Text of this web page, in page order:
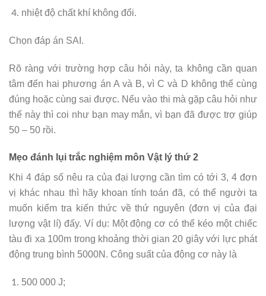
nhiệt độ chất khí không đổi.
Chọn đáp án SAI.
Rõ ràng với trường hợp câu hỏi này, ta không cần quan
tâm đến hai phương án A và B, vì C và D không thể cùng
đúng hoặc cùng sai được. Nếu vào thi mà gặp câu hỏi như
thế này thì coi như bạn may mắn, vì bạn đã được trợ giúp
50 – 50 rồi.
Mẹo đánh lụi trắc nghiệm môn Vật lý thứ 2
Khi 4 đáp số nêu ra của đại lượng cần tìm có tới 3, 4 đơn
vị khác nhau thì hãy khoan tính toán đã, có thể người ta
muốn kiểm tra kiến thức về thứ nguyên (đơn vị của đại
lượng vật lí) đấy. Ví dụ: Một động cơ có thể kéo một chiếc
tàu đi xa 100m trong khoảng thời gian 20 giây với lực phát
động trung bình 5000N. Công suất của động cơ này là
500 000 J;